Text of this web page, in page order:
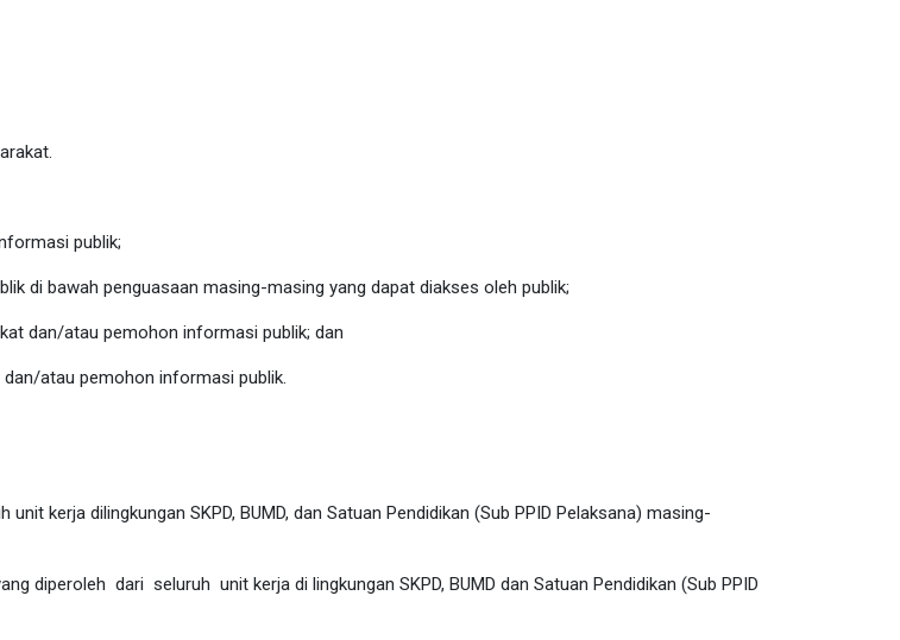
publik;
di bawah penguasaan masing-masing yang dapat diakses oleh publik;
dan/atau pemohon informasi publik; dan
atau pemohon informasi publik.
kerja dilingkungan SKPD, BUMD, dan Satuan Pendidikan (Sub PPID Pelaksana) masing-
diperoleh dari seluruh unit kerja di lingkungan SKPD, BUMD dan Satuan Pendidikan (Sub PPID